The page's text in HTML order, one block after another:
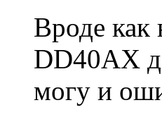
Вроде как
DD40AX
могу и